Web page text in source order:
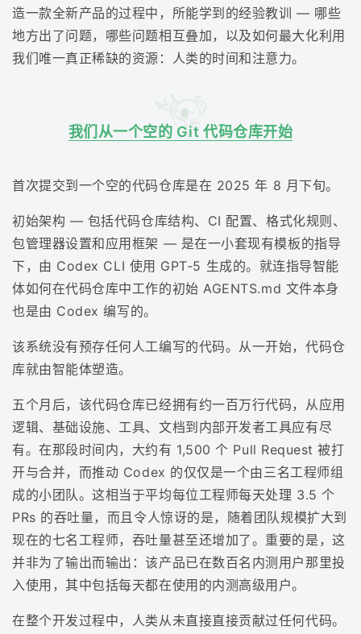
造一款全新产品的过程中，所能学到的经验教训 — 哪些
地方出了问题，哪些问题相互叠加，以及如何最大化利用
我们唯一真正稀缺的资源：人类的时间和注意力。
我们从一个空的 Git 代码仓库开始
首次提交到一个空的代码仓库是在 2025 年 8 月下旬。
初始架构 — 包括代码仓库结构、CI 配置、格式化规则、
包管理器设置和应用框架 — 是在一小套现有模板的指导
下，由 Codex CLI 使用 GPT‑5 生成的。就连指导智能
体如何在代码仓库中工作的初始 AGENTS.md 文件本身
也是由 Codex 编写的。
该系统没有预存任何人工编写的代码。从一开始，代码仓
库就由智能体塑造。
五个月后，该代码仓库已经拥有约一百万行代码，从应用
逻辑、基础设施、工具、文档到内部开发者工具应有尽
有。在那段时间内，大约有 1,500 个 Pull Request 被打
开与合并，而推动 Codex 的仅仅是一个由三名工程师组
成的小团队。这相当于平均每位工程师每天处理 3.5 个
PRs 的吞吐量，而且令人惊讶的是，随着团队规模扩大到
现在的七名工程师，吞吐量甚至还增加了。重要的是，这
并非为了输出而输出：该产品已在数百名内测用户那里投
入使用，其中包括每天都在使用的内测高级用户。
在整个开发过程中，人类从未直接直接贡献过任何代码。